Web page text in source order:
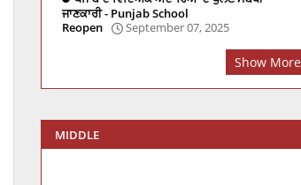
ਜਾਣਕਾਰੀ - Punjab School
Reopen
September 07, 2025
Show More
MIDDLE